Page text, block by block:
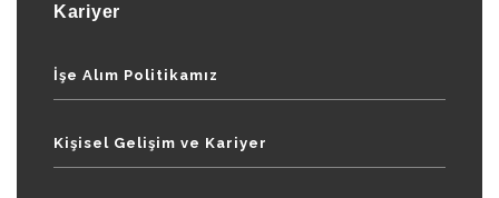
Kariyer
İşe Alım Politikamız
Kişisel Gelişim ve Kariyer